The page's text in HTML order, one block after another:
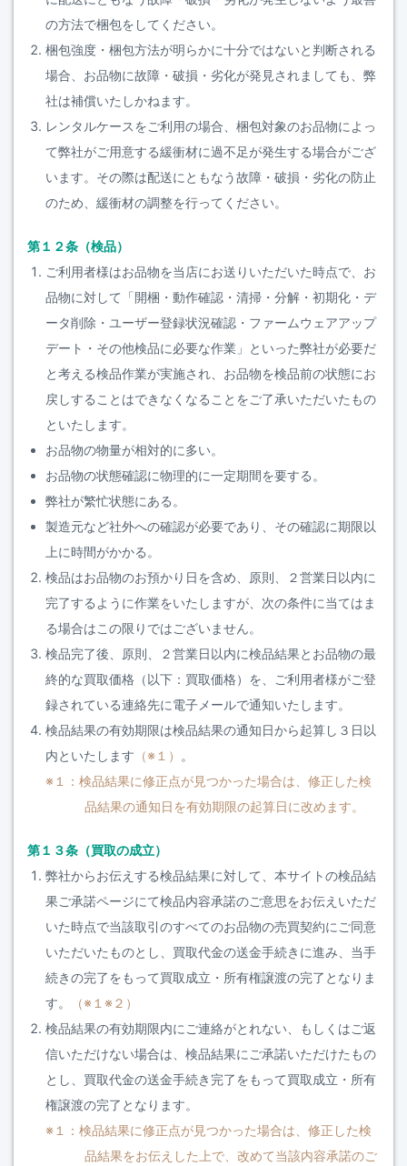
の方法で梱包をしてください。
梱包強度・梱包方法が明らかに十分ではないと判断される
場合、お品物に故障・破損・劣化が発見されましても、弊
社は補償いたしかねます。
レンタルケースをご利用の場合、梱包対象のお品物によっ
て弊社がご用意する緩衝材に過不足が発生する場合がござ
います。その際は配送にともなう故障・破損・劣化の防止
のため、緩衝材の調整を行ってください。
第１２条（検品）
ご利用者様はお品物を当店にお送りいただいた時点で、お
品物に対して「開梱・動作確認・清掃・分解・初期化・デ
ータ削除・ユーザー登録状況確認・ファームウェアアップ
デート・その他検品に必要な作業」といった弊社が必要だ
と考える検品作業が実施され、お品物を検品前の状態にお
戻しすることはできなくなることをご了承いただいたもの
といたします。
お品物の物量が相対的に多い。
お品物の状態確認に物理的に一定期間を要する。
弊社が繁忙状態にある。
製造元など社外への確認が必要であり、その確認に期限以
上に時間がかかる。
検品はお品物のお預かり日を含め、原則、２営業日以内に
完了するように作業をいたしますが、次の条件に当てはま
る場合はこの限りではございません。
検品完了後、原則、２営業日以内に検品結果とお品物の最
終的な買取価格（以下：買取価格）を、ご利用者様がご登
録されている連絡先に電子メールで通知いたします。
検品結果の有効期限は検品結果の通知日から起算し３日以
内といたします （※１）
。
※１：検品結果に修正点が見つかった場合は、修正した検
品結果の通知日を有効期限の起算日に改めます。
第１３条（買取の成立）
弊社からお伝えする検品結果に対して、本サイトの検品結
果ご承諾ページにて検品内容承諾のご意思をお伝えいただ
いた時点で当該取引のすべてのお品物の売買契約にご同意
いただいたものとし、買取代金の送金手続きに進み、当手
続きの完了をもって買取成立・所有権譲渡の完了となりま
す。
（※１※２）
検品結果の有効期限内にご連絡がとれない、もしくはご返
信いただけない場合は、検品結果にご承諾いただけたもの
とし、買取代金の送金手続き完了をもって買取成立・所有
権譲渡の完了となります。
※１：検品結果に修正点が見つかった場合は、修正した検
品結果をお伝えした上で、改めて当該内容承諾のご